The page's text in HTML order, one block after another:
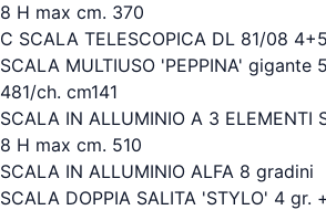
8 H max cm. 370
C SCALA TELESCOPICA DL 81/08
SCALA MULTIUSO 'PEPPINA' gigante
481/ch. cm141
SCALA IN ALLUMINIO A 3 ELEMENTI
8 H max cm. 510
SCALA IN ALLUMINIO ALFA 8 gradini
SCALA DOPPIA SALITA 'STYLO' 4 gr.